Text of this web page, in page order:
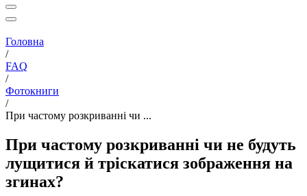
Головна
/
FAQ
/
Фотокниги
/
При частому розкриванні чи ...
При частому розкриванні чи не будуть
лущитися й тріскатися зображення на
згинах?